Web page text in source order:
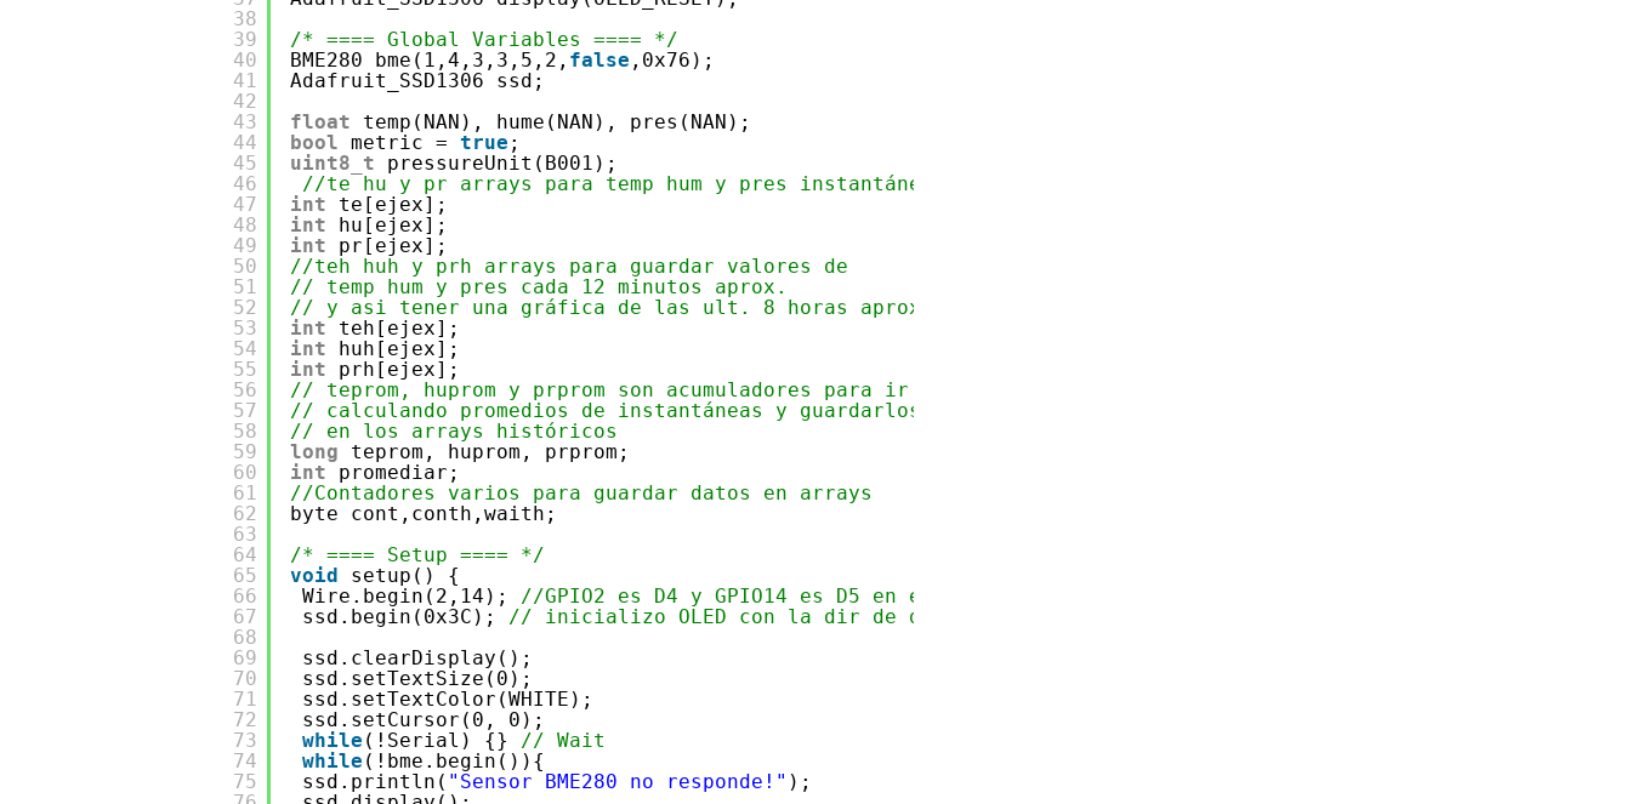
38
39
40
41
42
43
44
45
46
47
48
49
50
51
52
53
54
55
56
57
58
59
60
61
62
63
64
65
66
67
68
69
70
71
72
73
74
75
/* ==== Global Variables ==== */
BME280 bme(1,4,3,3,5,2, false ,0x76);
Adafruit_SSD1306 ssd;
float
temp(NAN), hume(NAN), pres(NAN);
bool
metric = true ;
uint8_t
pressureUnit(B001);
//te hu y pr arrays para temp hum y pres instantáneos ...
int
te[ejex];
int
hu[ejex];
int
pr[ejex];
//teh huh y prh arrays para guardar valores de
// temp hum y pres cada 12 minutos aprox.
// y asi tener una gráfica de las ult. 8 horas aprox.
int
teh[ejex];
int
huh[ejex];
int
prh[ejex];
// teprom, huprom y prprom son acumuladores para ir
// calculando promedios de instantáneas y guardarlos
// en los arrays históricos
long
teprom, huprom, prprom;
int
promediar;
//Contadores varios para guardar datos en arrays
byte cont,conth,waith;
/* ==== Setup ==== */
void
setup() {
Wire.begin(2,14); //GPIO2 es D4 y GPIO14 es D5 en el ESP8266
ssd.begin(0x3C); // inicializo OLED con la dir de datos
ssd.clearDisplay();
ssd.setTextSize(0);
ssd.setTextColor(WHITE);
ssd.setCursor(0, 0);
while (!Serial) {} // Wait
while (!bme.begin()){
ssd.println( "Sensor BME280 no responde!" );